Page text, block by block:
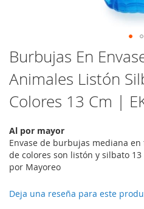
Saltar
al
comienzo
de
la
imágenes
Burbujas En
Animales Listón
Colores 13 Cm |
Al por mayor
Envase de burbujas mediana
de colores son listón y silbato 13
por Mayoreo
Deja una reseña para este